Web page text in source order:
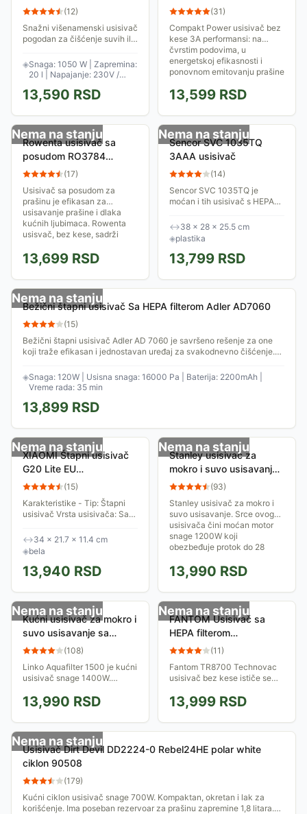
DXV20P (12)
Snažni višenamenski usisivač
pogodan za čišćenje suvih ili
motora je 1050W. Može se
koristiti u domaćinstvu,
radionici,...
◈Snaga: 1050 W | Zapremina:
20 l | Napajanje: 230V /
13,590 RSD
750W
(31)
Compakt Power usisivač bez
kese 3A performansi: na
čvrstim podovima, u
energetskoj efikasnosti i
ponovnom emitovanju prašine
13,599 RSD
Nema na stanju
Rowenta usisivač sa
posudom RO3784
usisavač, 750w
(17)
Usisivač sa posudom za
prašinu je efikasan za
usisavanje prašine i dlaka
kućnih ljubimaca. Rowenta
usisvač, bez kese, sadrži
13,699 RSD
Nema na stanju
Sencor SVC 1035TQ
3AAA usisivač
(14)
Sencor SVC 1035TQ je
moćan i tih usisivač s HEPA
tehnologija osigurava snažno
usisavanje, a teleskopska cev
prilagodbu visini...
↔38 × 28 × 25.5 cm
◈plastika
13,799 RSD
Nema na stanju
Bežični štapni usisivač Sa HEPA filterom Adler AD7060
(15)
Bežični štapni usisivač Adler AD 7060 je savršeno rešenje za one
koji traže efikasan i jednostavan uređaj za svakodnevno čišćenje.
◈Snaga: 120W | Usisna snaga: 16000 Pa | Baterija: 2200mAh |
Vreme rada: 35 min
13,899 RSD
Nema na stanju
XIAOMI Štapni usisivač
G20 Lite EU
(BHR8195EU)
(15)
Karakteristike - Tip: Štapni
usisivač Vrsta usisivača: Sa
snaga: 18.000Pa Filter: 5-
stepena filtracija Baterija: Do
45min...
↔34 × 21.7 × 11.4 cm
◈bela
13,940 RSD
Nema na stanju
Stanley usisivač za
mokro i suvo usisavanje
SX20P
(93)
Stanley usisivač za mokro i
suvo usisavanje. Srce ovog
usisivača čini moćan motor
snage 1200W koji
obezbeđuje protok do 28
13,990 RSD
Nema na stanju
Kućni usisivač za mokro i
suvo usisavanje sa
vodeniim filterom Linko
(108)
Linko Aquafilter 1500 je kućni
usisivač snage 1400W.
usisavanje.
13,990 RSD
Nema na stanju
FANTOM Usisivač sa
HEPA filterom
TECHNOVAC TR 8700
(11)
Fantom TR8700 Technovac
usisivač bez kese ističe se
usisavanja i lakoćom
korišćenja, pružajući uspešne
performanse čišćenja u...
13,999 RSD
Nema na stanju
Usisivač Dirt Devil DD2224-0 Rebel24HE polar white
ciklon 90508
(179)
Kućni ciklon usisivač snage 700W. Kompaktan, okretan i lak za
korišćenje. Ima poseban rezervoar za prašinu zapremine 1,8 litara.